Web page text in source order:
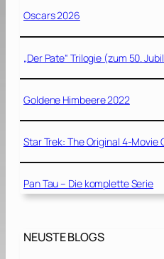
Oscars 2026
„Der Pate“ Trilogie (zum 50.
Goldene Himbeere 2022
Star Trek: The Original 4-Movie
Pan Tau – Die komplette Serie
NEUSTE BLOGS